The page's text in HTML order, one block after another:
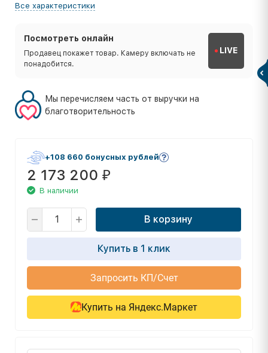
Все характеристики
Посмотреть онлайн
Продавец покажет товар. Камеру включать не
понадобится.
LIVE
Мы перечисляем часть от выручки на
благотворительность
+108 660 бонусных рублей
2 173 200 ₽
В наличии
В корзину
Купить в 1 клик
Запросить КП/Счет
Купить на Яндекс.Маркет